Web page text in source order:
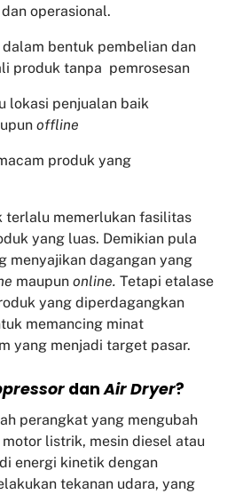
operasional.
bentuk pembelian dan
produk tanpa pemrosesan
lokasi penjualan baik
offline
produk yang
terlalu memerlukan fasilitas
yang luas. Demikian pula
menyajikan dagangan yang
maupun online. Tetapi etalase
yang diperdagangkan
memancing minat
yang menjadi target pasar.
danAir Dryer?
perangkat yang mengubah
listrik, mesin diesel atau
energi kinetik dengan
tekanan udara, yang